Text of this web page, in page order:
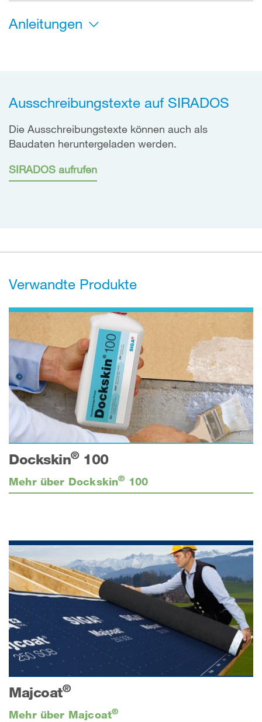
Anleitungen
Ausschreibungstexte auf SIRADOS
Die Ausschreibungstexte können auch als
Baudaten heruntergeladen werden.
SIRADOS aufrufen
Verwandte Produkte
Dockskin®100
Mehr über Dockskin® 100
Majcoat®
Mehr über Majcoat®